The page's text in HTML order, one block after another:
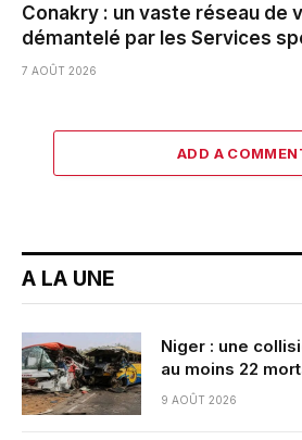
Conakry : un vaste réseau de
démantelé par les Services
7 AOÛT 2026
ADD A
A LA UNE
Niger : une
au moins 22
9 AOÛT 2026